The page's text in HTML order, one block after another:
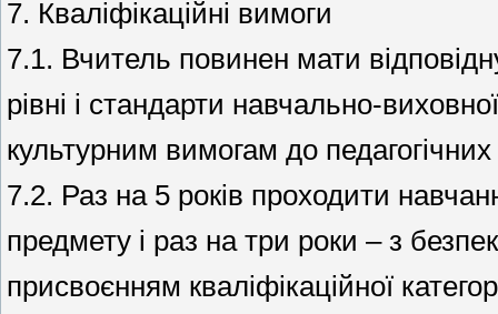
7. Кваліфікаційні вимоги
7.1. Вчитель повинен мати
рівні і стандарти навчально-
культурним вимогам до педагогічних
7.2. Раз на 5 років проходити
предмету і раз на три роки – з
присвоєнням кваліфікаційної